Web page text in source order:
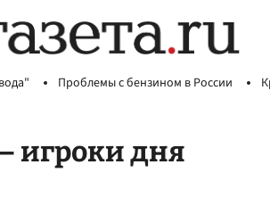
Проблемы с бензином в России
игроки дня